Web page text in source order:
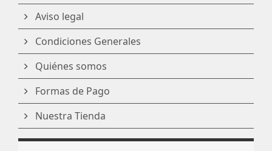
Aviso legal
Condiciones Generales
Quiénes somos
Formas de Pago
Nuestra Tienda